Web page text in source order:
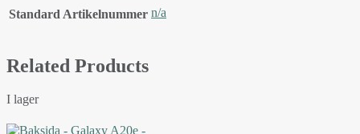
Standard Artikelnummer n/a
Related Products
I lager